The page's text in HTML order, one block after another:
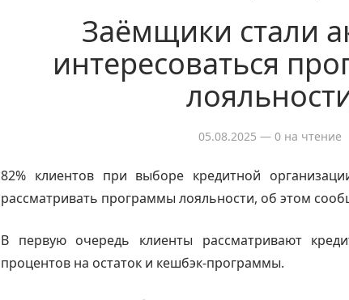
Заёмщики стали
интересоваться
05.08.2025 — 0 на чтение
82% клиентов при выборе кредитной
рассматривать программы лояльности, об этом
В первую очередь клиенты рассматривают
процентов на остаток и кешбэк-программы.